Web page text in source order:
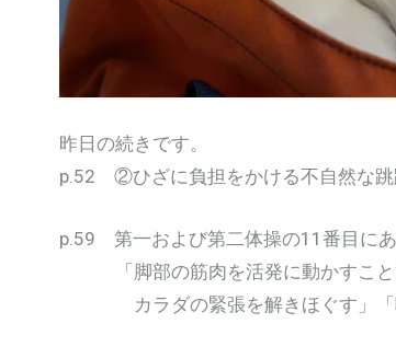
昨日の続きです。
p.52 ②ひざに負担をかける不自然な跳
p.59 第一および第二体操の11番目にあ
「脚部の筋肉を活発に動かすこと
カラダの緊張を解きほぐす」「呼